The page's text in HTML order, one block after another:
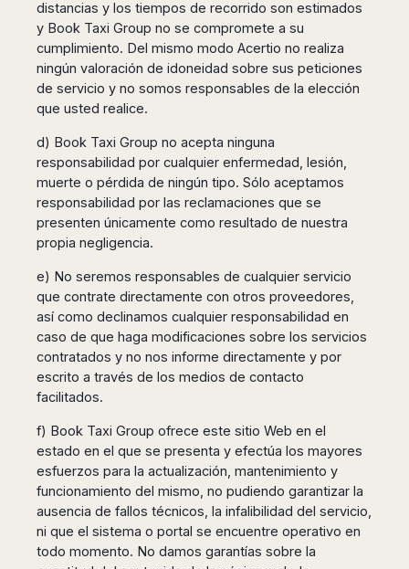
distancias y los tiempos de recorrido son estimados
y Book Taxi Group no se compromete a su
cumplimiento. Del mismo modo Acertio no realiza
ningún valoración de idoneidad sobre sus peticiones
de servicio y no somos responsables de la elección
que usted realice.
d) Book Taxi Group no acepta ninguna
responsabilidad por cualquier enfermedad, lesión,
muerte o pérdida de ningún tipo. Sólo aceptamos
responsabilidad por las reclamaciones que se
presenten únicamente como resultado de nuestra
propia negligencia.
e) No seremos responsables de cualquier servicio
que contrate directamente con otros proveedores,
así como declinamos cualquier responsabilidad en
caso de que haga modificaciones sobre los servicios
contratados y no nos informe directamente y por
escrito a través de los medios de contacto
facilitados.
f) Book Taxi Group ofrece este sitio Web en el
estado en el que se presenta y efectúa los mayores
esfuerzos para la actualización, mantenimiento y
funcionamiento del mismo, no pudiendo garantizar la
ausencia de fallos técnicos, la infalibilidad del servicio,
ni que el sistema o portal se encuentre operativo en
todo momento. No damos garantías sobre la